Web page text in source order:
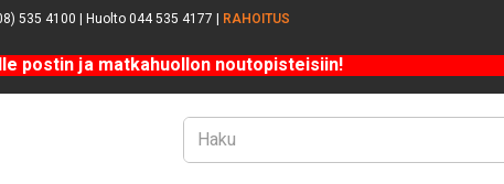
535 4100 | Huolto 044 535 4177 | RAHOITUS
postin ja matkahuollon noutopisteisiin!